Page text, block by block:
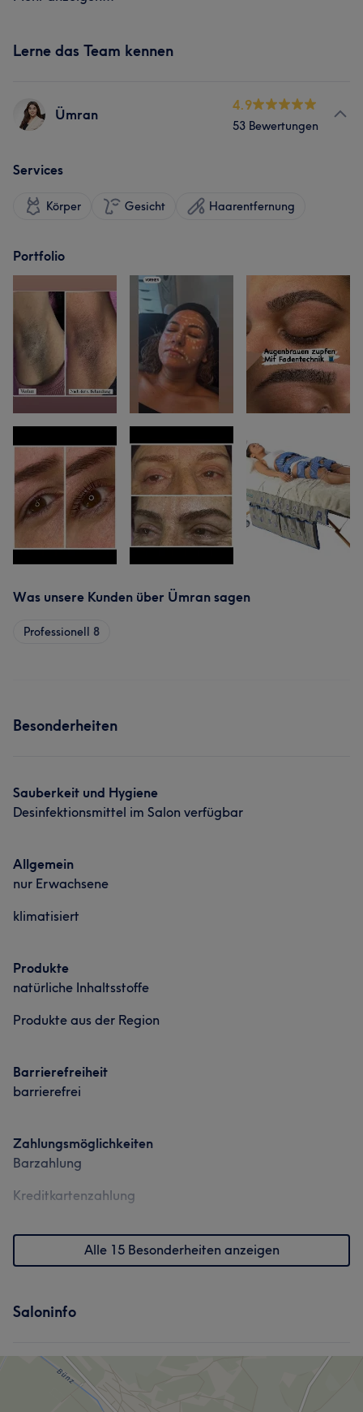
Lerne das Team kennen
Ümran
4.9
53 Bewertungen
Services
Körper Gesicht Haarentfernung
Portfolio
Was unsere Kunden über Ümran sagen
Professionell 8
Besonderheiten
Sauberkeit und Hygiene
Desinfektionsmittel im Salon verfügbar
Allgemein
nur Erwachsene
klimatisiert
Produkte
natürliche Inhaltsstoffe
Produkte aus der Region
Barrierefreiheit
barrierefrei
Zahlungsmöglichkeiten
Barzahlung
Kreditkartenzahlung
Alle 15 Besonderheiten anzeigen
Saloninfo